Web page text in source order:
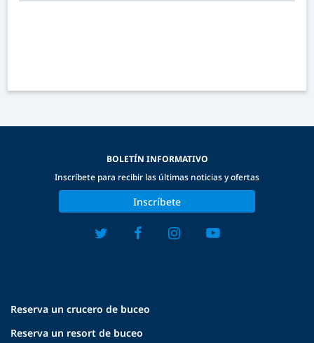
Reserva un crucero de buceo
Reserva un resort de buceo
BOLETÍN INFORMATIVO
Inscríbete para recibir las últimas noticias y ofertas
Inscríbete